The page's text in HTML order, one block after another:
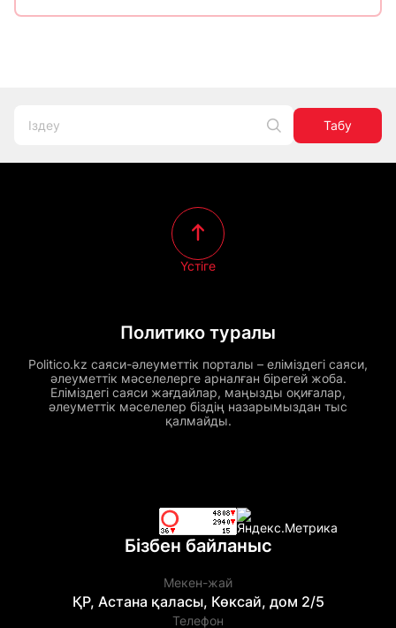
Табу
Политико туралы
Politico.kz саяси-әлеуметтік порталы – еліміздегі саяси,
әлеуметтік мәселелерге арналған бірегей жоба.
Еліміздегі саяси жағдайлар, маңызды оқиғалар,
әлеуметтік мәселелер біздің назарымыздан тыс
қалмайды.
Үстіге
Бізбен байланыс
Мекен-жай
ҚР, Астана қаласы, Көксай, дом 2/5
Телефон